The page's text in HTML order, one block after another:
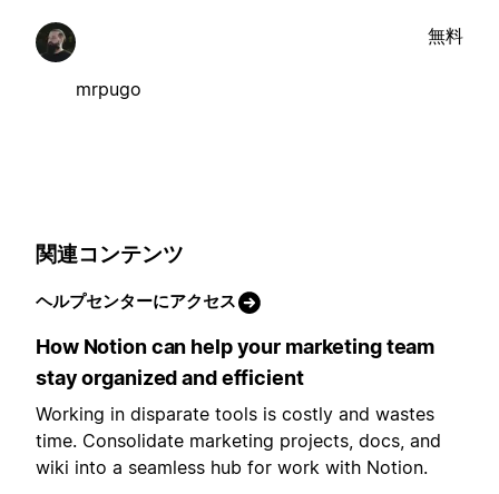
mrpugo
無料
関連コンテンツ
ヘルプセンターにアクセス
How Notion can help your marketing team
stay organized and efficient
Working in disparate tools is costly and wastes
time. Consolidate marketing projects, docs, and
wiki into a seamless hub for work with Notion.